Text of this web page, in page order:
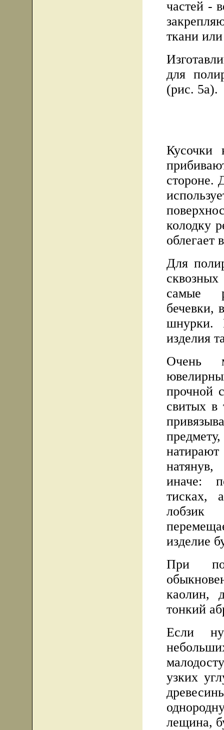
частей -
ткани
для
(рис. 5а).
стороне.
колодку
облегает
Для
сквозных
самые
бечевки,
шнурки.
изделия
Очень
прочной
свитых в
иначе:
тисках,
изделие
При
каолин,
тонкий
Если
узких
лещина,